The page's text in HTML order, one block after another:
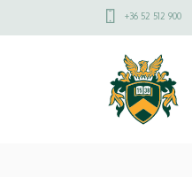
Földtudományi
a
Felső
menü
+36 52 512 900